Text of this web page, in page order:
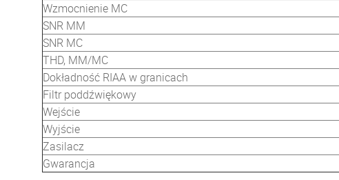
Wzmocnienie MC
SNR MM
SNR MC
THD, MM/MC
Dokładność RIAA w granicach
Filtr poddźwiękowy
Wejście
Wyjście
Zasilacz
Gwarancja